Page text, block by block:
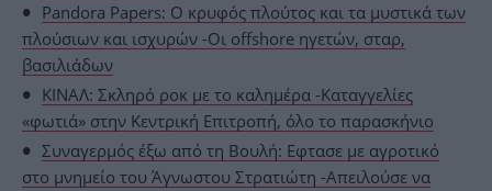
Pandora Papers: O κρυφός πλούτος και τα μυστικά των
πλούσιων και ισχυρών -Οι offshore ηγετών, σταρ,
βασιλιάδων
ΚΙΝΑΛ: Σκληρό ροκ με το καλημέρα -Καταγγελίες
«φωτιά» στην Κεντρική Επιτροπή, όλο το παρασκήνιο
Συναγερμός έξω από τη Βουλή: Εφτασε με αγροτικό
στο μνημείο του Άγνωστου Στρατιώτη -Απειλούσε να